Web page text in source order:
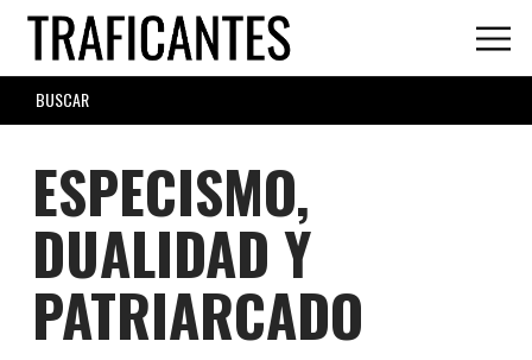
Skip
main
content
SEARCH
FORM
ESPECISMO,
DUALIDAD Y
PATRIARCADO